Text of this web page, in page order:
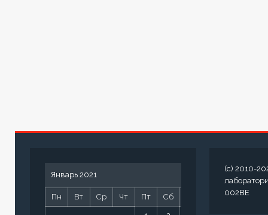
Январь 2021
Пн Вт Ср Чт Пт Сб
(c) 2010-
002BE